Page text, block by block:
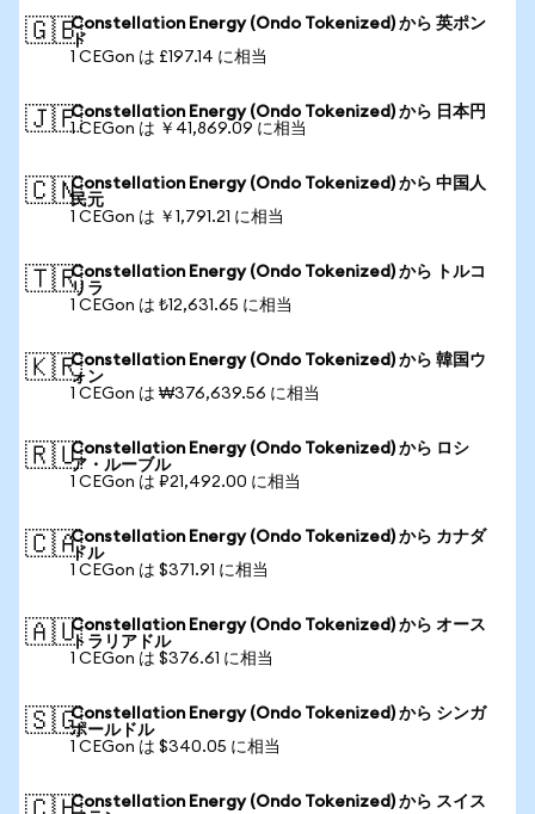
🇬🇧Constellation Energy (Ondo Tokenized) から 英ポン
ド
1 CEGon は £197.14 に相当
🇯🇵Constellation Energy (Ondo Tokenized) から 日本円
1 CEGon は ￥41,869.09 に相当
🇨🇳Constellation Energy (Ondo Tokenized) から 中国人
民元
1 CEGon は ￥1,791.21 に相当
🇹🇷Constellation Energy (Ondo Tokenized) から トルコ
リラ
1 CEGon は ₺12,631.65 に相当
🇰🇷Constellation Energy (Ondo Tokenized) から 韓国ウ
ォン
1 CEGon は ₩376,639.56 に相当
🇷🇺Constellation Energy (Ondo Tokenized) から ロシ
ア・ルーブル
1 CEGon は ₽21,492.00 に相当
🇨🇦Constellation Energy (Ondo Tokenized) から カナダ
ドル
1 CEGon は $371.91 に相当
🇦🇺Constellation Energy (Ondo Tokenized) から オース
トラリアドル
1 CEGon は $376.61 に相当
🇸🇬Constellation Energy (Ondo Tokenized) から シンガ
ポールドル
1 CEGon は $340.05 に相当
Constellation Energy (Ondo Tokenized) から スイス